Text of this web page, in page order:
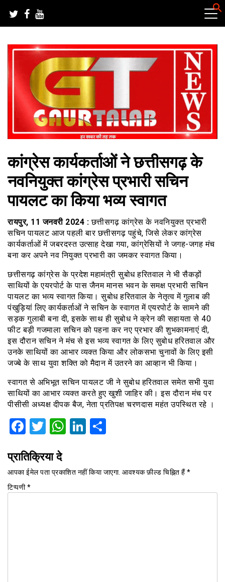
content
गौरतलब न्यूज
कांग्रेस कार्यकर्ताओं ने छत्तीसगढ़ के
नवनियुक्त कांग्रेस प्रभारी सचिन
पायलट का किया भव्य स्वागत
रायपुर, 11 जनवरी 2024 :छत्तीसगढ़ कांग्रेस के नवनियुक्त प्रभारी
सचिन पायलट आज पहली बार छत्तीसगढ़ पहुंचे, जिसे लेकर कांग्रेस
कार्यकर्ताओं में जबरदस्त उत्साह देखा गया, कांग्रेसियों ने जगह-जगह मंच
बना कर अपने नव नियुक्त प्रभारी का जमकर स्वागत किया।
छत्तीसगढ़ कांग्रेस के प्रदेश महामंत्री सुबोध हरितवाल ने भी सैकड़ों
साथियों के एयरपोर्ट के पास जैनम मानस भवन के समक्ष प्रभारी सचिन
पायलट का भव्य स्वागत किया। सुबोध हरितवाल के नेतृत्व में गुलाब की
पंखुड़ियां लिए कार्यकर्ताओं ने सचिन के स्वागत में एयरपोर्ट के सामने की
सड़क गुलाबी बना दी, इसके साथ ही सुबोध ने क्रेन की सहायता से 40
फीट बड़ी गजमाला सचिन को पहना कर नए प्रभार की शुभकामनाएं दी,
इस दौरान सचिन ने मंच से इस भव्य स्वागत के लिए सुबोध हरितवाल और
उनके साथियों का आभार व्यक्त किया और लोकसभा चुनावों के लिए इसी
जज्बे के साथ युवा शक्ति को मैदान में उतरने का आव्हान भी किया।
स्वागत से अभिभूत सचिन पायलट जी ने सुबोध हरितवाल समेत सभी युवा
साथियों का आभार व्यक्त करते हुए खुशी जाहिर की। इस दौरान मंच पर
पीसीसी अध्यक्ष दीपक बैज, नेता प्रतिपक्ष चरणदास महंत उपस्थित रहे ।
Facebook
Twitter
WhatsApp
LinkedIn
प्रातिक्रिया दे
आपका ईमेल पता प्रकाशित नहीं किया जाएगा. आवश्यक फ़ील्ड चिह्नित हैं*
टिप्पणी*